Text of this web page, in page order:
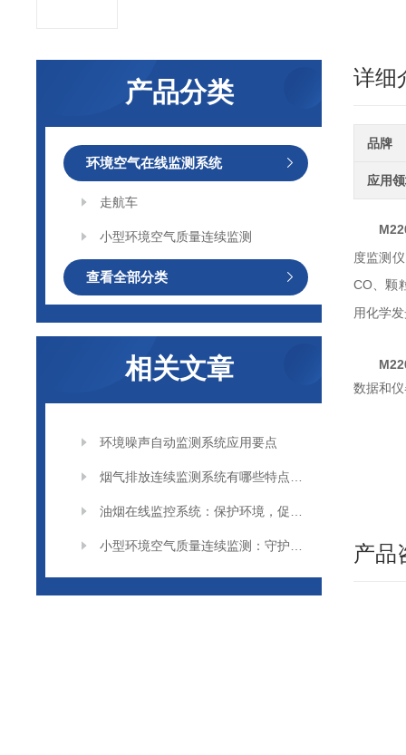
产品分类
环境空气在线监测系统
走航车
小型环境空气质量连续监测
查看全部分类
相关文章
环境噪声自动监测系统应用要点
详细
品牌
应用
度监测
CO、颗
用化学
数据和
产品